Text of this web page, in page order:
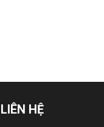
LIÊN HỆ